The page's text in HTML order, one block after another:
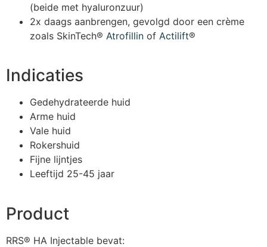
(beide met hyaluronzuur)
2x daags aanbrengen, gevolgd door een crème
zoals SkinTech® Atrofillin of Actilift®
Indicaties
Gedehydrateerde huid
Arme huid
Vale huid
Rokershuid
Fijne lijntjes
Leeftijd 25-45 jaar
Product
RRS® HA Injectable bevat: